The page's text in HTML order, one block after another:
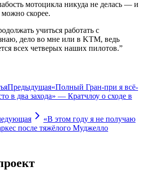
мотоцикла никуда не делась — и
скорее.
учиться работать с
дело во мне или в KTM, ведь
всех четверых наших пилотов.”
Предыдущая«Полный Гран-при я всё-
в два захода» — Кратчлоу о сходе в
«В этом году я не получаю
после тяжёлого Муджелло